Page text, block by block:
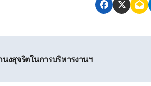
นงสุจริตในการบริหารงานฯ